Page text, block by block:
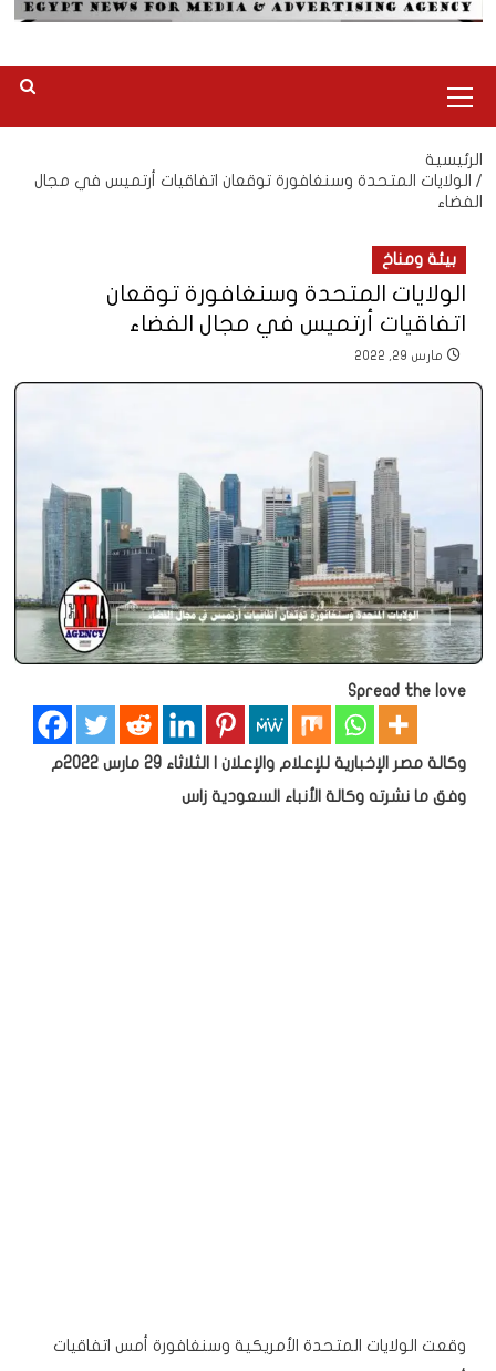
الرئيسية
الرئيسية
الولايات المتحدة وسنغافورة توقعان اتفاقيات أرتميس في مجال
الفضاء
بيئة ومناخ
الولايات المتحدة وسنغافورة توقعان
اتفاقيات أرتميس في مجال الفضاء
مارس 29, 2022
Spread the love
وكالة مصر الإخبارية للإعلام والإعلان | الثلاثاء 29 مارس 2022م
وفق ما نشرته وكالة الأنباء السعودية زاس
وقعت الولايات المتحدة الأمريكية وسنغافورة أمس اتفاقيات